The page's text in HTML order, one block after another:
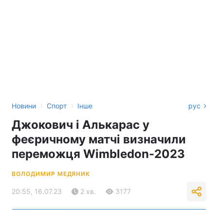
Новини › Спорт › Інше рус
Джокович і Алькарас у
феєричному матчі визначили
переможця Wimbledon-2023
ВОЛОДИМИР МЕДЯНИК
20:55, 16.07.23 2 хв. 3177